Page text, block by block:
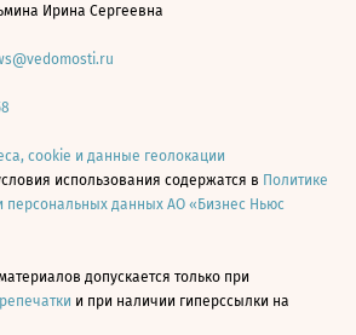
Ирина Сергеевна
cookie и данные геолокации
использования содержатся в Политике
персональных данных АО «Бизнес Ньюс
допускается только при
и при наличии гиперссылки на